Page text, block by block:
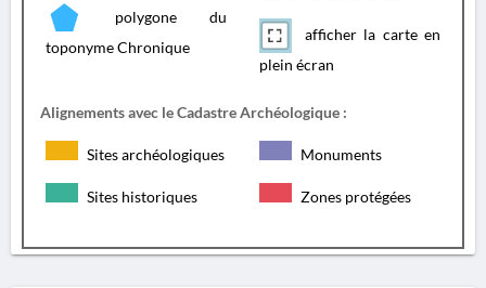
polygone du
toponyme Chronique
afficher la carte en
plein écran
Alignements avec le Cadastre Archéologique :
Sites archéologiques Monuments
Sites historiques Zones protégées